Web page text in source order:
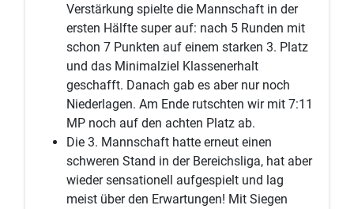
Verstärkung spielte die Mannschaft in der
ersten Hälfte super auf: nach 5 Runden mit
schon 7 Punkten auf einem starken 3. Platz
und das Minimalziel Klassenerhalt
geschafft. Danach gab es aber nur noch
Niederlagen. Am Ende rutschten wir mit 7:11
MP noch auf den achten Platz ab.
Die 3. Mannschaft hatte erneut einen
schweren Stand in der Bereichsliga, hat aber
wieder sensationell aufgespielt und lag
meist über den Erwartungen! Mit Siegen